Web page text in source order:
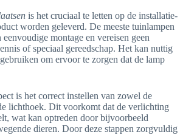
is het cruciaal te letten op de installatie-
worden geleverd. De meeste tuinlampen
montage en vereisen geen
of speciaal gereedschap. Het kan nuttig
om ervoor te zorgen dat de lamp
is het correct instellen van zowel de
lichthoek. Dit voorkomt dat de verlichting
wat kan optreden door bijvoorbeeld
dieren. Door deze stappen zorgvuldig